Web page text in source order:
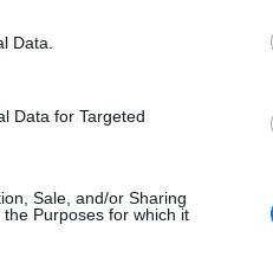
Data.
Data for Targeted
Sale, and/or Sharing
Purposes for which it
illegittima. I
di impugnare
Vincenzo De
presenza per